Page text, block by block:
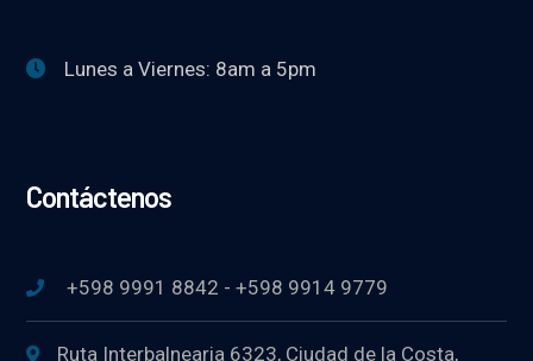
Lunes a Viernes: 8am a 5pm
Contáctenos
+598 9991 8842 - +598 9914 9779
Ruta Interbalnearia 6323, Ciudad de la Costa,